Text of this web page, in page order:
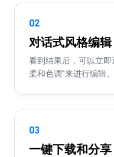
02
对话式风格编辑
看到结果后，可以立即
柔和色调”来进行编辑。
03
一键下载和分享